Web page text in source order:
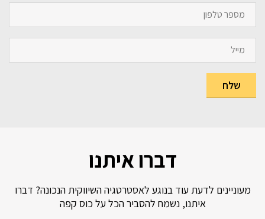
דברו איתנו
מעוניינים לדעת עוד בנוגע לאסטרטגיה השיווקית הנכונה? דברו
איתנו, נשמח להסביר הכל על כוס קפה